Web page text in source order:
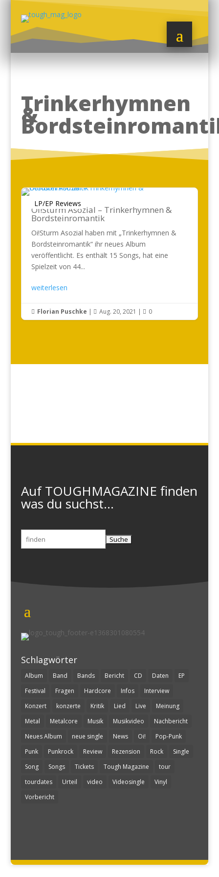
Trinkerhymnen
&
LP/EP Reviews
Oi!Sturm Asozial – Trinkerhymnen &
Bordsteinromantik
Oi!Sturm Asozial haben mit „Trinkerhymnen &
Bordsteinromantik“ ihr neues Album
veröffentlicht. Es enthält 15 Songs, hat eine
Spielzeit von 44...
weiterlesen
 Florian Puschke |  Aug. 20, 2021 |  0
Auf TOUGHMAGAZINE finden
was du suchst...
Suchen
nach:
Schlagwörter
Album Band Bands Bericht CD Daten
EP
Festival
Fragen Hardcore Infos
Interview
Konzert
konzerte Kritik Lied Live
Meinung
Metal
Metalcore Musik Musikvideo
Nachbericht
Neues Album
neue single News Oi!
Pop-Punk
Punk
Punkrock Review Rezension Rock
Single
Song
Songs Tickets Tough Magazine
tour
tourdates
Urteil video Videosingle
Vinyl
Vorbericht